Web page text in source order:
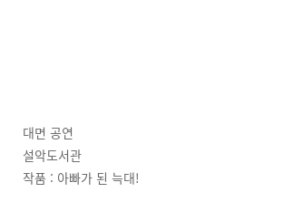
대면 공연
설악도서관
작품 : 아빠가 된 늑대!